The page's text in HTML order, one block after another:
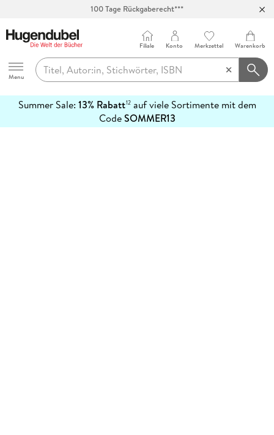
100 Tage Rückgaberecht***
Hugendubel
Menu
Filiale Konto Merkzettel Warenkorb
Summer Sale: 13% Rabatt12auf viele Sortimente mit dem
CodeSOMMER13
erfahren